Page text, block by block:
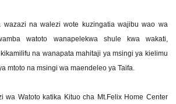
wazazi na walezi wote kuzingatia wajibu wao wa
watoto wanapelekwa shule kwa wakati,
na wanapata mahitaji ya msingi ya kielimu
mtoto na msingi wa maendeleo ya Taifa.
wa Watoto katika Kituo cha Mt.Felix Home Center